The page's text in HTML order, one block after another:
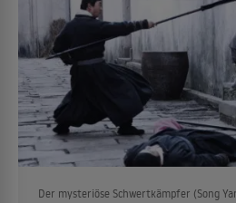
Der mysteriöse Schwertkämpfer (Song